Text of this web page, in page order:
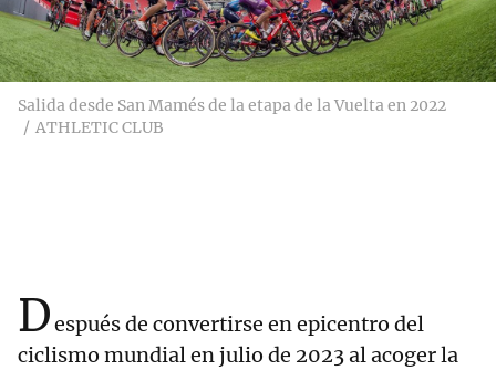
Salida desde San Mamés de la etapa de la Vuelta en 2022
ATHLETIC CLUB
Después de convertirse en epicentro del
ciclismo mundial en julio de 2023 al acoger la